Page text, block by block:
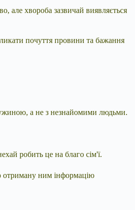
але хвороба зазвичай виявляється
почуття провини та бажання
а не з незнайомими людьми.
робить це на благо сім'ї.
отриману ним інформацію